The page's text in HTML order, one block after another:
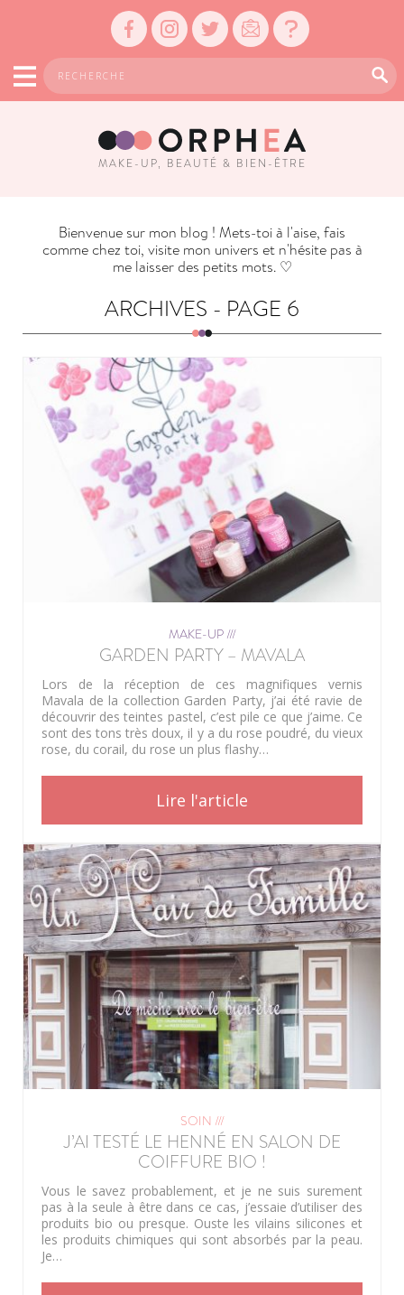
MAKE-UP, BEAUTÉ & BIEN-ÊTRE
Bienvenue sur mon blog ! Mets-toi à l'aise, fais
comme chez toi, visite mon univers et n'hésite pas à
me laisser des petits mots. ♡
ARCHIVES - PAGE 6
MAKE-UP ///
GARDEN PARTY – MAVALA
Lors de la réception de ces magnifiques vernis
Mavala de la collection Garden Party, j’ai été ravie de
découvrir des teintes pastel, c’est pile ce que j’aime. Ce
sont des tons très doux, il y a du rose poudré, du vieux
rose, du corail, du rose un plus flashy…
Lire l'article
SOIN ///
J’AI TESTÉ LE HENNÉ EN SALON DE
COIFFURE BIO !
Vous le savez probablement, et je ne suis surement
pas à la seule à être dans ce cas, j’essaie d’utiliser des
produits bio ou presque. Ouste les vilains silicones et
les produits chimiques qui sont absorbés par la peau.
Je…